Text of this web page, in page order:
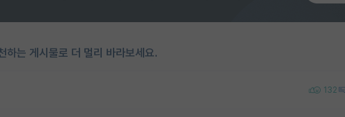
는 게시물로 더 멀리 바라보세요.
132